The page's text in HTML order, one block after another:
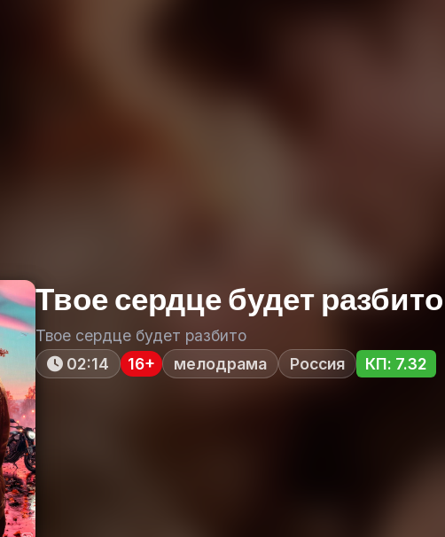
Твое сердце будет разбито
Твое сердце будет разбито
02:14
16+ мелодрама Россия КП: 7.32